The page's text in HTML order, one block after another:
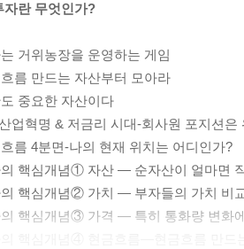
자란 무엇인가?
거위농장을 운영하는 게임
름 만드는 자산부터 모아라
중요한 자산이다
업혁명 & 저금리 시대-회사원 포지션은
름 4분면-나의 현재 위치는 어디인가?
핵심개념① 자산 ― 순자산이 얼마면
핵심개념② 가치 ― 부자들의 가치 비
의 핵심개념③ 가격 ― 특히 통화량 변화